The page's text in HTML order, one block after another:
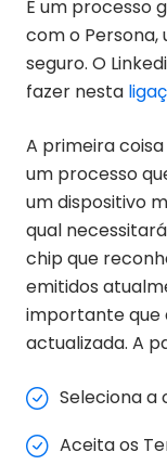
É um processo
com o
seguro. O
fazer nesta
A primeira
um processo
um dispositivo
qual
chip que
emitidos
importante que
actualizada. A
Seleciona a
Aceita os